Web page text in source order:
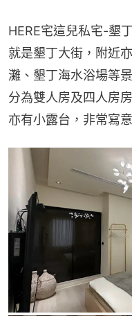
HERE宅這兒私宅-墾
就是墾丁大街，附近
灘、墾丁海水浴場等
分為雙人房及四人房
亦有小露台，非常寫意